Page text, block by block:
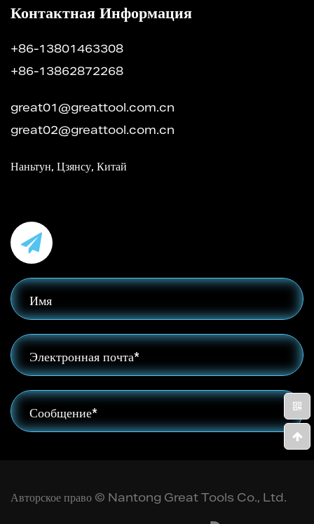
Контактная Информация
+86-13801463308
+86-13862872268
great01@greattool.com.cn
great02@greattool.com.cn
Наньтун, Цзянсу, Китай
Авторское право © Nantong Great Tools Co., Ltd.